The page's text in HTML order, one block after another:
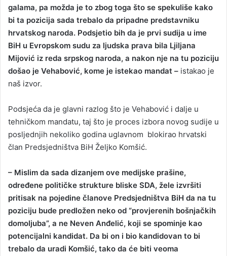
galama, pa možda je to zbog toga što se spekuliše kako
bi ta pozicija sada trebalo da pripadne predstavniku
hrvatskog naroda. Podsjetio bih da je prvi sudija u ime
BiH u Evropskom sudu za ljudska prava bila Ljiljana
Mijović iz reda srpskog naroda, a nakon nje na tu poziciju
došao je Vehabović, kome je istekao mandat – istakao je
naš izvor.
Podsjeća da je glavni razlog što je Vehabović i dalje u
tehničkom mandatu, taj što je proces izbora novog sudije u
posljednjih nekoliko godina uglavnom blokirao hrvatski
član Predsjedništva BiH Željko Komšić.
– Mislim da sada dizanjem ove medijske prašine,
određene političke strukture bliske SDA, žele izvršiti
pritisak na pojedine članove Predsjedništva BiH da na tu
poziciju bude predložen neko od “provjerenih bošnjačkih
domoljuba”, a ne Neven Anđelić, koji se spominje kao
potencijalni kandidat. Da bi on i bio kandidovan to bi
trebalo da uradi Komšić, tako da će biti veoma